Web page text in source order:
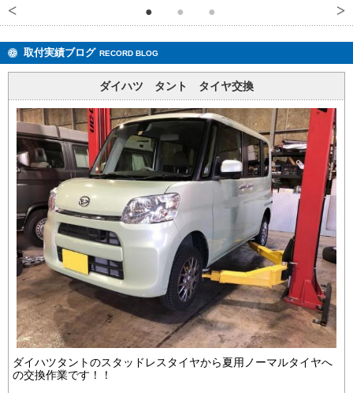
取付実績ブログ RECORD BLOG
ダイハツ タント タイヤ交換
ダイハツタントのスタッドレスタイヤから夏用ノーマルタイヤへ
の交換作業です！！